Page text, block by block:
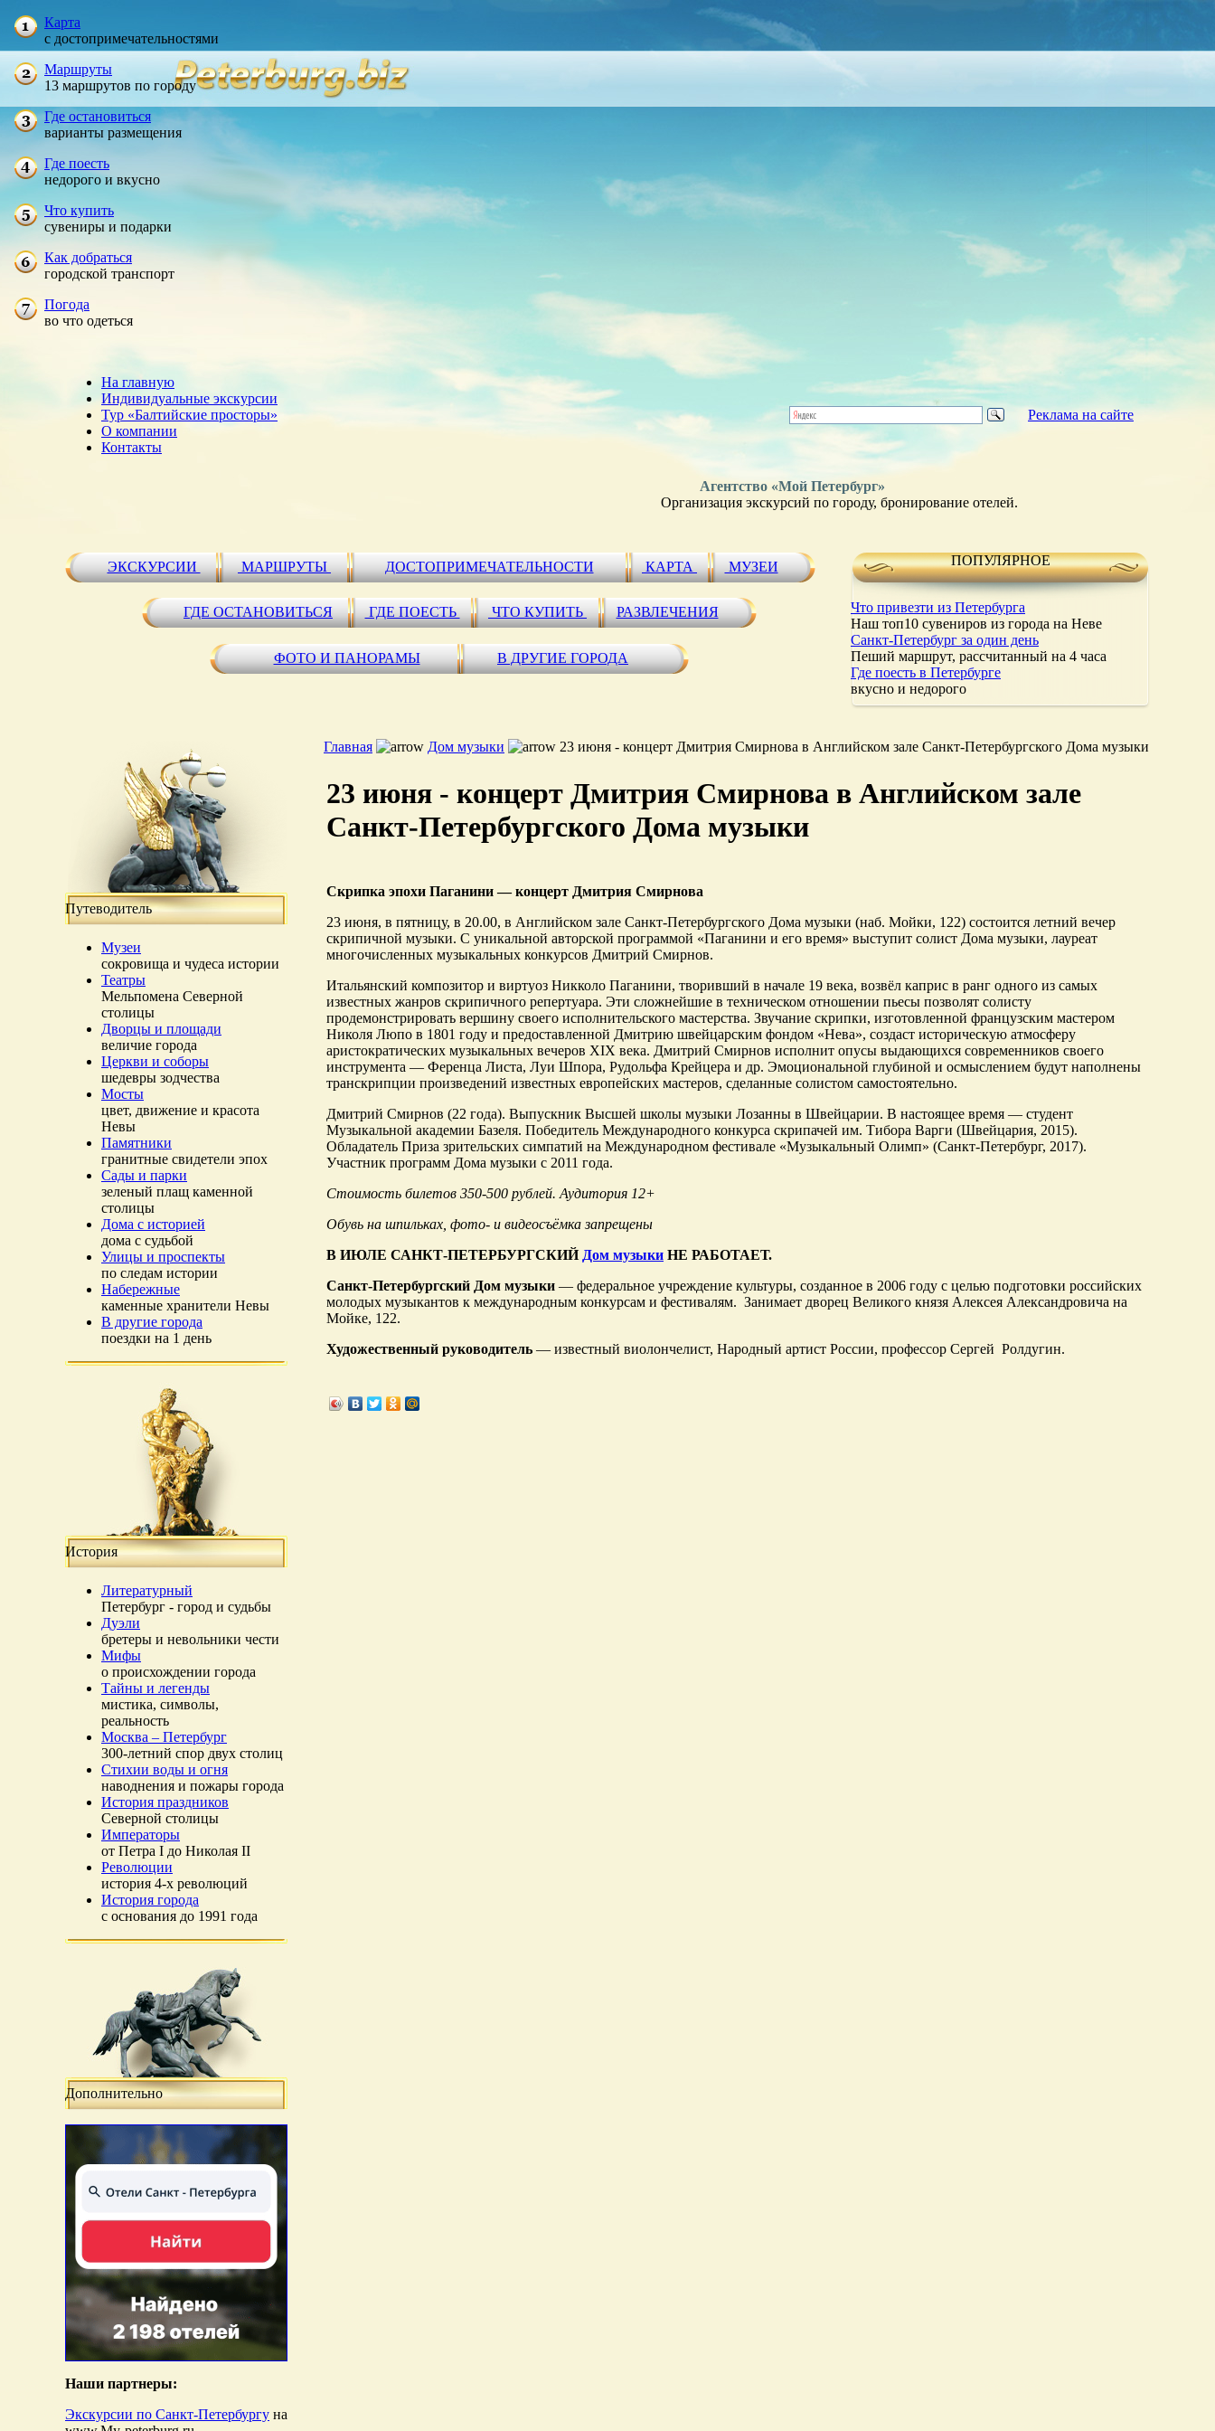
Карта
с достопримечательностями
Маршруты
13 маршрутов по городу
Где остановиться
варианты размещения
Где поесть
недорого и вкусно
Что купить
сувениры и подарки
Как добраться
городской транспорт
Погода
во что одеться
На главную
Индивидуальные экскурсии
Тур «Балтийские просторы»
О компании
Контакты
Реклама на сайте
Агентство «Мой Петербург»
Организация экскурсий по городу, бронирование отелей.
ЭКСКУРСИИ МАРШРУТЫ ДОСТОПРИМЕЧАТЕЛЬНОСТИ КАРТА МУЗЕИ
ГДЕ ОСТАНОВИТЬСЯ ГДЕ ПОЕСТЬ ЧТО КУПИТЬ РАЗВЛЕЧЕНИЯ
ФОТО И ПАНОРАМЫ В ДРУГИЕ ГОРОДА
ПОПУЛЯРНОЕ
Что привезти из Петербурга
Наш топ10 сувениров из города на Неве
Санкт-Петербург за один день
Пеший маршрут, рассчитанный на 4 часа
Где поесть в Петербурге
вкусно и недорого
Путеводитель
Музеи
сокровища и чудеса истории
Театры
Мельпомена Северной
столицы
Дворцы и площади
величие города
Церкви и соборы
шедевры зодчества
Мосты
цвет, движение и красота
Невы
Памятники
гранитные свидетели эпох
Сады и парки
зеленый плащ каменной
столицы
Дома с историей
дома с судьбой
Улицы и проспекты
по следам истории
Набережные
каменные хранители Невы
В другие города
поездки на 1 день
История
Литературный
Петербург - город и судьбы
Дуэли
бретеры и невольники чести
Мифы
о происхождении города
Тайны и легенды
мистика, символы,
реальность
Москва – Петербург
300-летний спор двух столиц
Стихии воды и огня
наводнения и пожары города
История праздников
Северной столицы
Императоры
от Петра I до Николая II
Революции
история 4-х революций
История города
с основания до 1991 года
Дополнительно
Наши партнеры:
Экскурсии по Санкт-Петербургу на
Главная Дом музыки 23 июня - концерт Дмитрия Смирнова в Английском зале Санкт-Петербургского Дома музыки
23 июня - концерт Дмитрия Смирнова в Английском зале
Санкт-Петербургского Дома музыки
Скрипка эпохи Паганини — концерт Дмитрия Смирнова
23 июня, в пятницу, в 20.00, в Английском зале Санкт-Петербургского Дома музыки (наб. Мойки, 122) состоится летний вечер
скрипичной музыки. С уникальной авторской программой «Паганини и его время» выступит солист Дома музыки, лауреат
многочисленных музыкальных конкурсов Дмитрий Смирнов.
Итальянский композитор и виртуоз Никколо Паганини, творивший в начале 19 века, возвёл каприс в ранг одного из самых
известных жанров скрипичного репертуара. Эти сложнейшие в техническом отношении пьесы позволят солисту
продемонстрировать вершину своего исполнительского мастерства. Звучание скрипки, изготовленной французским мастером
Николя Люпо в 1801 году и предоставленной Дмитрию швейцарским фондом «Нева», создаст историческую атмосферу
аристократических музыкальных вечеров XIX века. Дмитрий Смирнов исполнит опусы выдающихся современников своего
инструмента — Ференца Листа, Луи Шпора, Рудольфа Крейцера и др. Эмоциональной глубиной и осмыслением будут наполнены
транскрипции произведений известных европейских мастеров, сделанные солистом самостоятельно.
Дмитрий Смирнов (22 года). Выпускник Высшей школы музыки Лозанны в Швейцарии. В настоящее время — студент
Музыкальной академии Базеля. Победитель Международного конкурса скрипачей им. Тибора Варги (Швейцария, 2015).
Обладатель Приза зрительских симпатий на Международном фестивале «Музыкальный Олимп» (Санкт-Петербург, 2017).
Участник программ Дома музыки с 2011 года.
Стоимость билетов 350-500 рублей. Аудитория 12+
Обувь на шпильках, фото- и видеосъёмка запрещены
В ИЮЛЕ САНКТ-ПЕТЕРБУРГСКИЙ Дом музыки НЕ РАБОТАЕТ.
Санкт-Петербургский Дом музыки — федеральное учреждение культуры, созданное в 2006 году с целью подготовки российских
молодых музыкантов к международным конкурсам и фестивалям. Занимает дворец Великого князя Алексея Александровича на
Мойке, 122.
Художественный руководитель — известный виолончелист, Народный артист России, профессор Сергей Ролдугин.